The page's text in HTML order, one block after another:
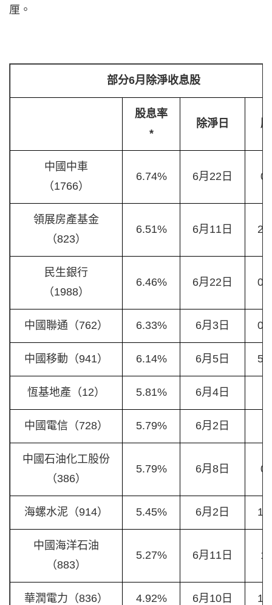
厘。
部分6月除淨收息股
股息率
*
除淨日
中國中車
（1766）
6.74% 6月22日
領展房產基金
（823）
6.51% 6月11日
民生銀行
（1988）
6.46% 6月22日
中國聯通（762） 6.33% 6月3日
中國移動（941） 6.14% 6月5日
恆基地產（12） 5.81% 6月4日
中國電信（728） 5.79% 6月2日
中國石油化工股份
（386）
5.79% 6月8日
海螺水泥（914） 5.45% 6月2日
中國海洋石油
（883）
5.27% 6月11日
華潤電力（836） 4.92% 6月10日